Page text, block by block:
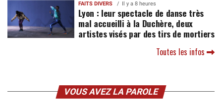
FAITS DIVERS Il y a 8 heures
Lyon : leur spectacle de danse très
mal accueilli à la Duchère, deux
artistes visés par des tirs de mortiers
Toutes les infos
VOUS AVEZ LA PAROLE